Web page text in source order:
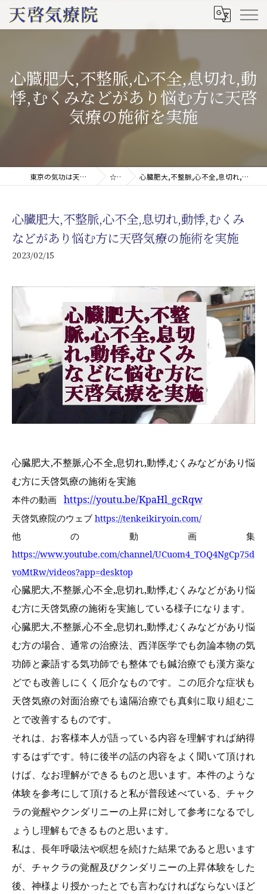
心臓肥大,不整脈,心不全,息切れ,動
悸,むくみなどがあり悩む方に天啓
気療の施術を実施
東京の気功は天啓気療院(天啓気功療法治療院) ☆ブログ 心臓肥大,不整脈,心不全,息切れ,動悸,むくみなどがあり悩む方に天啓気療の施術を実施
心臓肥大,不整脈,心不全,息切れ,動悸,むくみ
などがあり悩む方に天啓気療の施術を実施
2023/02/15
心臓肥大,不整脈,心不全,息切れ,動悸,むくみなどがあり悩
む方に天啓気療の施術を実施
本件の動画 https://youtu.be/KpaHl_gcRqw
天啓気療院のウェブ https://tenkeikiryoin.com/
他の動画集
https://www.youtube.com/channel/UCuom4_TOQ4NgCp75d
voMtRw/videos?app=desktop
心臓肥大,不整脈,心不全,息切れ,動悸,むくみなどがあり悩
む方に天啓気療の施術を実施している様子になります。
心臓肥大,不整脈,心不全,息切れ,動悸,むくみなどがあり悩
む方の場合、通常の治療法、西洋医学でも勿論本物の気
功師と豪語する気功師でも整体でも鍼治療でも漢方薬な
どでも改善しにくく厄介なものです。この厄介な症状も
天啓気療の対面治療でも遠隔治療でも真剣に取り組むこ
とで改善するものです。
それは、お客様本人が語っている内容を理解すれば納得
するはずです。特に後半の話の内容をよく聞いて頂けれ
けば、なお理解ができるものと思います。本件のような
体験を参考にして頂けると私が普段述べている、チャク
ラの覚醒やクンダリニーの上昇に対して参考になるでし
ょうし理解もできるものと思います。
私は、長年呼吸法や瞑想を続けた結果であると思います
が、チャクラの覚醒及びクンダリニーの上昇体験をした
後、神様より授かったとでも言わなければならないほど